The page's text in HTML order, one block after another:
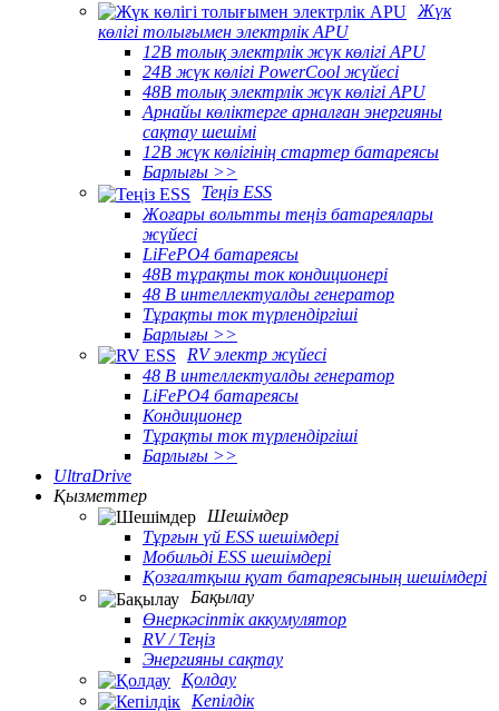
Жүк
көлігі толығымен электрлік APU
12В толық электрлік жүк көлігі APU
24В жүк көлігі PowerCool жүйесі
48В толық электрлік жүк көлігі APU
Арнайы көліктерге арналған энергияны
сақтау шешімі
12В жүк көлігінің стартер батареясы
Барлығы >>
Теңіз ESS
Жоғары вольтты теңіз батареялары
жүйесі
LiFePO4 батареясы
48В тұрақты ток кондиционері
48 В интеллектуалды генератор
Тұрақты ток түрлендіргіші
Барлығы >>
RV электр жүйесі
48 В интеллектуалды генератор
LiFePO4 батареясы
Кондиционер
Тұрақты ток түрлендіргіші
Барлығы >>
UltraDrive
Қызметтер
Шешімдер
Тұрғын үй ESS шешімдері
Мобильді ESS шешімдері
Қозғалтқыш қуат батареясының шешімдері
Бақылау
Өнеркәсіптік аккумулятор
RV / Теңіз
Энергияны сақтау
Қолдау
Кепілдік